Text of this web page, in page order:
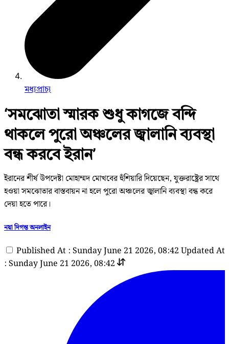
মধ্যপ্রাচ্য
‘সমঝোতা স্মারক শুধু কাগজে বন্দি
থাকলে পুরো অঞ্চলের জ্বালানি ব্যবস্থা
বন্ধ করবে ইরান’
ইরানের শীর্ষ উপদেষ্টা মোহাম্মদ মোখবের হুঁশিয়ারি দিয়েছেন, যুক্তরাষ্ট্রের সাথে
হওয়া সমঝোতার বাস্তবায়ন না হলে পুরো অঞ্চলের জ্বালানি ব্যবস্থা বন্ধ করে
দেয়া হতে পারে।
নয়া দিগন্ত অনলাইন
Published At : Sunday June 21 2026, 08:42 Updated At
: Sunday June 21 2026, 08:42